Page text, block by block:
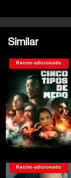
Similar
Recém-adicionado
Recém-adicionado